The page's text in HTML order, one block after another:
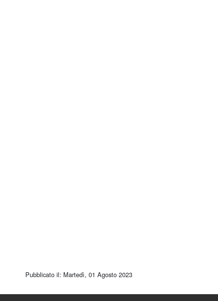
Pubblicato il: Martedì, 01 Agosto 2023